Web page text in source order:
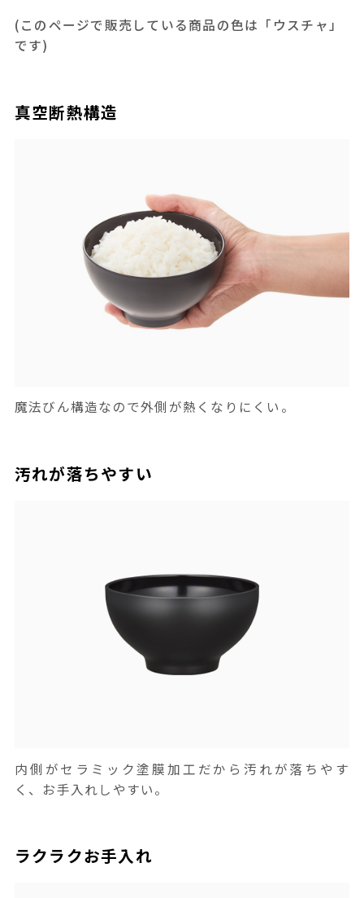
(このページで販売している商品の色は「ウスチャ」
です)
真空断熱構造
魔法びん構造なので外側が熱くなりにくい。
汚れが落ちやすい
内側がセラミック塗膜加工だから汚れが落ちやす
く、お手入れしやすい。
ラクラクお手入れ